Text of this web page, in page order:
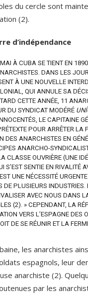
du cercle sont
(2).
d’indépendance
À CUBA SE TIENT EN
DANS LES
À UNE NOUVELLE
QUI ANNULE SA
CETTE ANNÉE, 11
DU SYNDICAT MODÉRÉ
LE CAPITAINE
POUR ARRÊTER LA
DES ANARCHISTES EN
ANARCHO-
CLASSE OUVRIÈRE (UNE
SENTIE EN RIVALITÉ
UNE NÉCESSITÉ
PLUSIEURS
AVEC NOUS DANS
(2). » CEPENDANT, LA
VERS L’ESPAGNE DES
DE SE RÉUNIR ET LA
les anarchistes
espagnols, leur
anarchiste (2).
par les